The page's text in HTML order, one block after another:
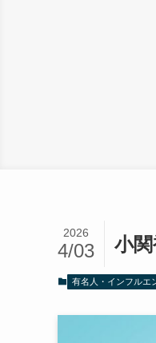
小
2026
4/03
有名人・インフルエ